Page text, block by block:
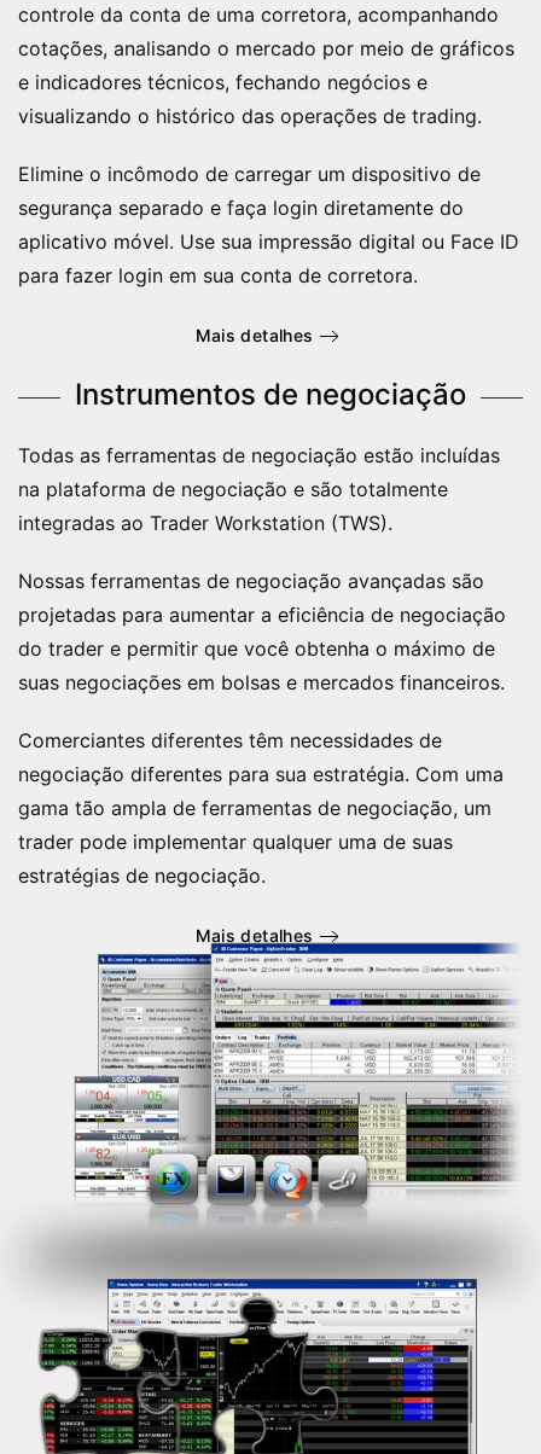
controle da conta de uma corretora, acompanhando
cotações, analisando o mercado por meio de gráficos
e indicadores técnicos, fechando negócios e
visualizando o histórico das operações de trading.
Elimine o incômodo de carregar um dispositivo de
segurança separado e faça login diretamente do
aplicativo móvel. Use sua impressão digital ou Face ID
para fazer login em sua conta de corretora.
Mais detalhes
Instrumentos de negociação
Todas as ferramentas de negociação estão incluídas
na plataforma de negociação e são totalmente
integradas ao Trader Workstation (TWS).
Nossas ferramentas de negociação avançadas são
projetadas para aumentar a eficiência de negociação
do trader e permitir que você obtenha o máximo de
suas negociações em bolsas e mercados financeiros.
Comerciantes diferentes têm necessidades de
negociação diferentes para sua estratégia. Com uma
gama tão ampla de ferramentas de negociação, um
trader pode implementar qualquer uma de suas
estratégias de negociação.
Mais detalhes